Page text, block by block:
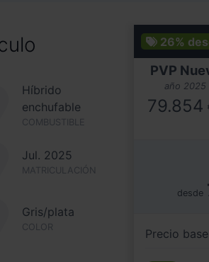
Híbrido
enchufable
COMBUSTIBLE
Jul. 2025
MATRICULACIÓN
Gris/plata
COLOR
26%
PVP
año 2025
79.854
desde
Precio base